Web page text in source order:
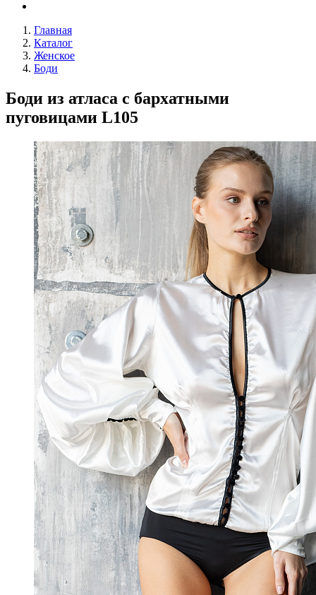
Главная
Каталог
Женское
Боди
Боди из атласа с бархатными
пуговицами L105